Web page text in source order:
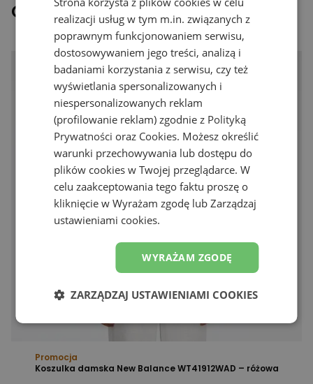
Ostatnio oglądane
Promocja
Koszulka damska New Balance WT41912WAD – różowa
realizacji usług w tym m.in. związanych z
poprawnym funkcjonowaniem serwisu,
dostosowywaniem jego treści, analizą i
badaniami korzystania z serwisu, czy też
wyświetlania spersonalizowanych i
niespersonalizowanych reklam
(profilowanie reklam) zgodnie z Polityką
Prywatności oraz Cookies. Możesz określić
warunki przechowywania lub dostępu do
plików cookies w Twojej przeglądarce. W
celu zaakceptowania tego faktu proszę o
kliknięcie w Wyrażam zgodę lub Zarządzaj
ustawieniami cookies.
WYRAŻAM ZGODĘ
ZARZĄDZAJ USTAWIENIAMI COOKIES